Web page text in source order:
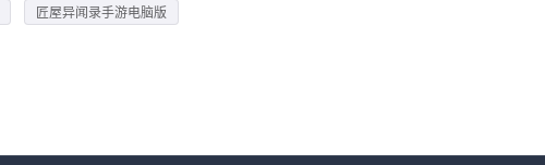
匠屋异闻录手游电脑版